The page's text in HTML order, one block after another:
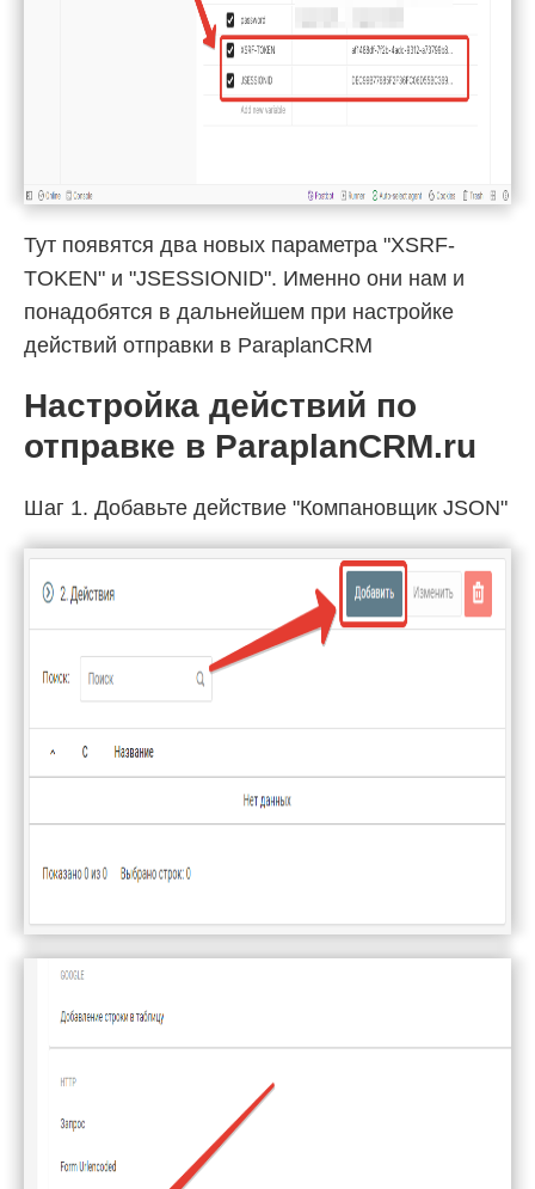
Тут появятся два новых параметра "XSRF-
TOKEN" и "JSESSIONID". Именно они нам и
понадобятся в дальнейшем при настройке
действий отправки в ParaplanCRM
Настройка действий по
отправке в ParaplanCRM.ru
Шаг 1. Добавьте действие "Компановщик JSON"